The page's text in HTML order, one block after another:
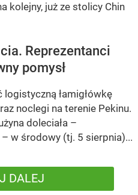
kolejny, już ze stolicy Chin
Reprezentanci
pomysł
logistyczną łamigłówkę
noclegi na terenie Pekinu.
doleciała –
w środowy (tj. 5 sierpnia)...
DALEJ